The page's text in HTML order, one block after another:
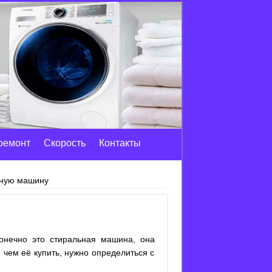
Скорость Контакты
машину
это стиральная машина, она
её купить, нужно определиться с